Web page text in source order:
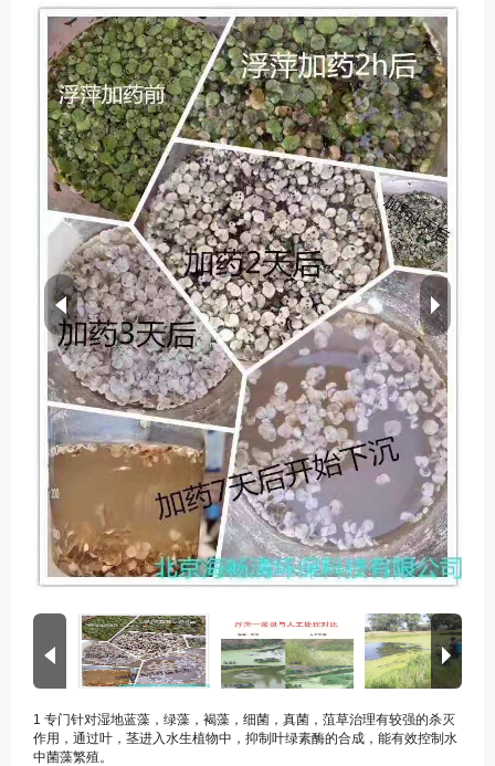
1 专门针对湿地蓝藻，绿藻，褐藻，细菌，真菌，菹草治理有较强的杀灭
作用，通过叶，茎进入水生植物中，抑制叶绿素酶的合成，能有效控制水
中菌藻繁殖。